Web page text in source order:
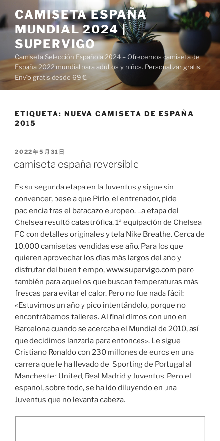
al
contenido
CAMISETA ESPAÑA
MUNDIAL 2024 |
SUPERVIGO
Camiseta Selección Española 2024 – Ofrecemos camiseta de
España 2022 mundial para adultos y niños. Personalizar gratis.
Envío gratis desde 69 €.
ETIQUETA: NUEVA CAMISETA DE ESPAÑA
2015
PUBLICADO
2022年5月31日
camiseta españa reversible
Es su segunda etapa en la Juventus y sigue sin
convencer, pese a que Pirlo, el entrenador, pide
paciencia tras el batacazo europeo. La etapa del
Chelsea resultó catastrófica. 1ª equipación de Chelsea
FC con detalles originales y tela Nike Breathe. Cerca de
10.000 camisetas vendidas ese año. Para los que
quieren aprovechar los días más largos del año y
disfrutar del buen tiempo,www.supervigo.com pero
también para aquellos que buscan temperaturas más
frescas para evitar el calor. Pero no fue nada fácil:
«Estuvimos un año y pico intentándolo, porque no
encontrábamos talleres. Al final dimos con uno en
Barcelona cuando se acercaba el Mundial de 2010, así
que decidimos lanzarla para entonces». Le sigue
Cristiano Ronaldo con 230 millones de euros en una
carrera que le ha llevado del Sporting de Portugal al
Manchester United, Real Madrid y Juventus. Pero el
español, sobre todo, se ha ido diluyendo en una
Juventus que no levanta cabeza.